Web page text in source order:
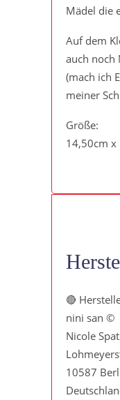
Mädel die
Auf dem
auch noch
(mach ich
meiner
Größe:
14,50cm x
🔴
nini san ©
Nicole
10587